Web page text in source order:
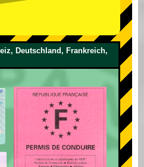
Deutschland, Frankreich,